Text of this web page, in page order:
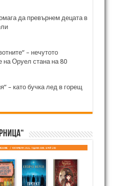
да превърнем децата в
– нечутото
на Оруел стана на 80
– като бучка лед в горещ